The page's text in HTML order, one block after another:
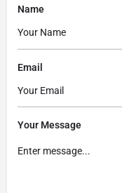
Name
Email
Your Message